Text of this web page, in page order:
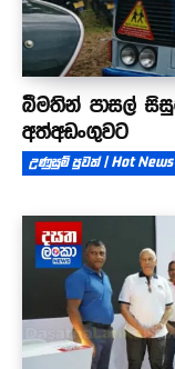
බීමතින් පාසල්
අත්අඩංගුවට
උණුසුම් පුවත් | Hot News